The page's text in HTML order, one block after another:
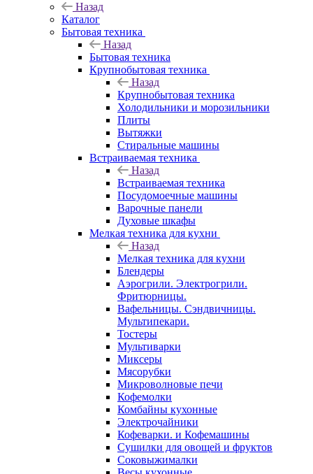
Назад
Каталог
Бытовая техника
Назад
Бытовая техника
Крупнобытовая техника
Назад
Крупнобытовая техника
Холодильники и морозильники
Плиты
Вытяжки
Стиральные машины
Встраиваемая техника
Назад
Встраиваемая техника
Посудомоечные машины
Варочные панели
Духовые шкафы
Мелкая техника для кухни
Назад
Мелкая техника для кухни
Блендеры
Аэрогрили. Электрогрили.
Фритюрницы.
Вафельницы. Сэндвичницы.
Мультипекари.
Тостеры
Мультиварки
Миксеры
Мясорубки
Микроволновые печи
Кофемолки
Комбайны кухонные
Электрочайники
Кофеварки. и Кофемашины
Сушилки для овощей и фруктов
Соковыжималки